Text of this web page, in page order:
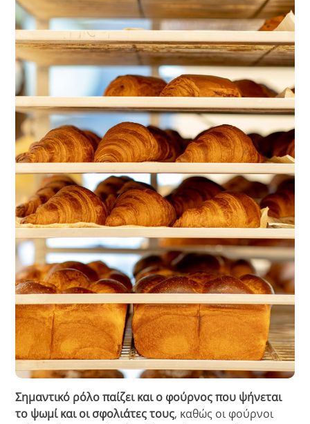
Σημαντικό ρόλο παίζει και ο φούρνος που ψήνεται
το ψωμί και οι σφολιάτες τους, καθώς οι φούρνοι